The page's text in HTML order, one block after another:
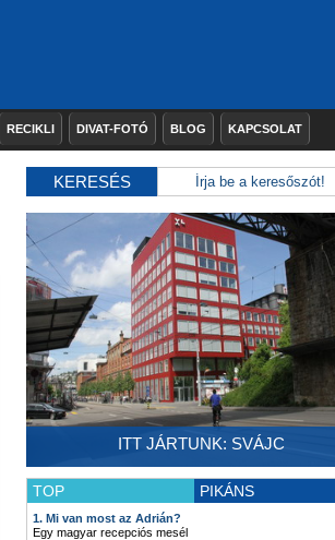
RECIKLI DIVAT-FOTÓ BLOG KAPCSOLAT
KERESÉS
ITT JÁRTUNK: SVÁJC
TOP PIKÁNS
1. Mi van most az Adrián?
Egy magyar recepciós mesél